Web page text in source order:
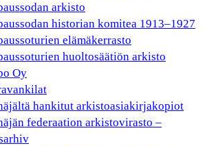
arkisto
historian komitea 1913–1927
elämäkerrasto
huoltosäätiön arkisto
Oy
hankitut arkistoasiakirjakopiot
federaation arkistovirasto –